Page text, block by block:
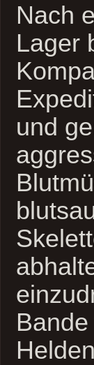
Nach
Lager
und